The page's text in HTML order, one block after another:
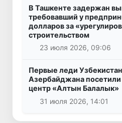
В Ташкенте задержан
требовавший у
долларов за
строительством
23 июля 2026, 09:06
Первые леди
Азербайджана
центр «Алтын Балалык»
31 июля 2026, 14:01